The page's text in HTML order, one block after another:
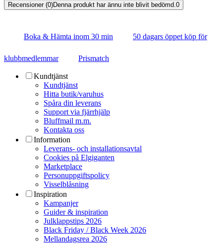
Recensioner (0)Denna produkt har ännu inte blivit bedömd. 0
Boka & Hämta inom 30 min 50 dagars öppet köp för
klubbmedlemmar Prismatch
Kundtjänst
Kundtjänst
Hitta butik/varuhus
Spåra din leverans
Support via fjärrhjälp
Bluffmail m.m.
Kontakta oss
Information
Leverans- och installationsavtal
Cookies på Elgiganten
Marketplace
Personuppgiftspolicy
Visselblåsning
Inspiration
Kampanjer
Guider & inspiration
Julklappstips 2026
Black Friday / Black Week 2026
Mellandagsrea 2026